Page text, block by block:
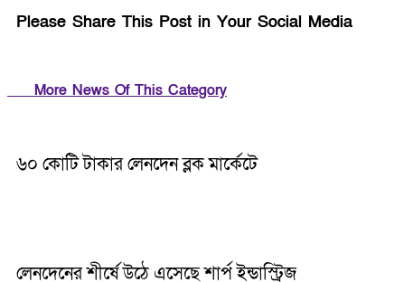
Please Share This Post in Your Social Media
More News Of This Category
৬০ কোটি টাকার লেনদেন ব্লক মার্কেটে
লেনদেনের শীর্ষে উঠে এসেছে শার্প ইন্ডাস্ট্রিজ